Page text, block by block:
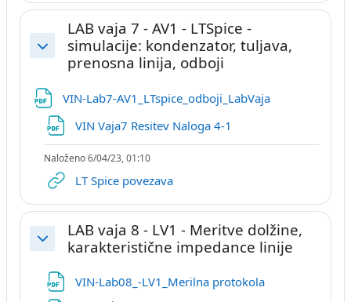
Skrči
LAB vaja 7 - AV1 - LTSpice -
simulacije: kondenzator, tuljava,
prenosna linija, odboji
VIN-Lab7-AV1_LTspice_odboji_LabVaja
VIN Vaja7 Resitev Naloga 4-1
Naloženo 6/04/23, 01:10
LT Spice povezavaURL
Skrči
LAB vaja 8 - LV1 - Meritve dolžine,
karakteristične impedance linije
VIN-Lab08_-LV1_Merilna protokola